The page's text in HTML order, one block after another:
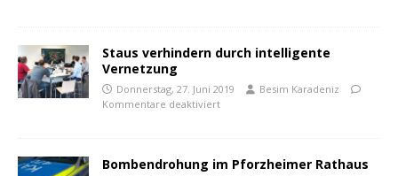
Staus verhindern durch intelligente
Vernetzung
Donnerstag, 27. Juni 2019
Besim Karadeniz
Kommentare deaktiviert
Bombendrohung im Pforzheimer Rathaus